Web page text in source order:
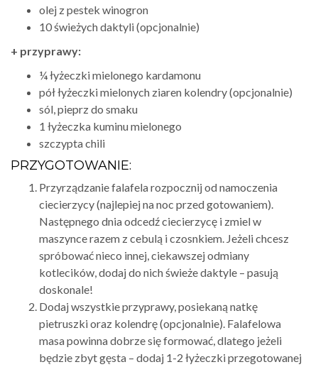
olej z pestek winogron
10 świeżych daktyli (opcjonalnie)
+ przyprawy:
¼ łyżeczki mielonego kardamonu
pół łyżeczki mielonych ziaren kolendry (opcjonalnie)
sól, pieprz do smaku
1 łyżeczka kuminu mielonego
szczypta chili
PRZYGOTOWANIE:
Przyrządzanie falafela rozpocznij od namoczenia
ciecierzycy (najlepiej na noc przed gotowaniem).
Następnego dnia odcedź ciecierzycę i zmiel w
maszynce razem z cebulą i czosnkiem. Jeżeli chcesz
spróbować nieco innej, ciekawszej odmiany
kotlecików, dodaj do nich świeże daktyle – pasują
doskonale!
Dodaj wszystkie przyprawy, posiekaną natkę
pietruszki oraz kolendrę (opcjonalnie). Falafelowa
masa powinna dobrze się formować, dlatego jeżeli
będzie zbyt gęsta – dodaj 1-2 łyżeczki przegotowanej